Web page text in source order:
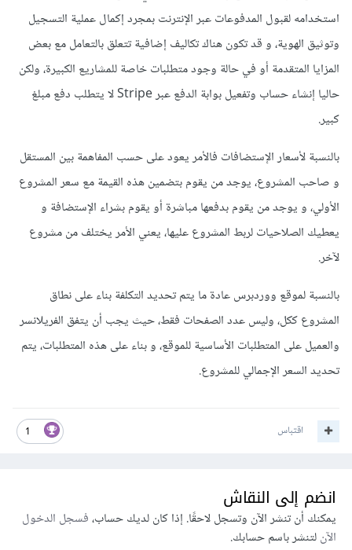
استخدامه لقبول المدفوعات عبر الإنترنت بمجرد إكمال عملية التسجيل
وتوثيق الهوية، و قد تكون هناك تكاليف إضافية تتعلق بالتعامل مع بعض
المزايا المتقدمة أو في حالة وجود متطلبات خاصة للمشاريع الكبيرة، ولكن
حاليا إنشاء حساب وتفعيل بوابة الدفع عبر Stripe لا يتطلب دفع مبلغ
كبير.
بالنسبة لأسعار الإستضافات فالأمر يعود على حسب المفاهمة بين المستقل
و صاحب المشروع، يوجد من يقوم بتضمين هذه القيمة مع سعر المشروع
الأولي، و يوجد من يقوم بدفعها مباشرة أو يقوم بشراء الإستضافة و
يعطيك الصلاحيات لربط المشروع عليها، يعني الأمر يختلف من مشروع
لآخر.
بالنسبة لموقع ووردبرس عادة ما يتم تحديد التكلفة بناء على نطاق
المشروع ككل، وليس عدد الصفحات فقط، حيث يجب أن يتفق الفريلانسر
والعميل على المتطلبات الأساسية للموقع، و بناء على هذه المتطلبات، يتم
تحديد السعر الإجمالي للمشروع.
1 اقتباس
انضم إلى النقاش
يمكنك أن تنشر الآن وتسجل لاحقًا. إذا كان لديك حساب،فسجل الدخول
الآنلتنشر باسم حسابك.